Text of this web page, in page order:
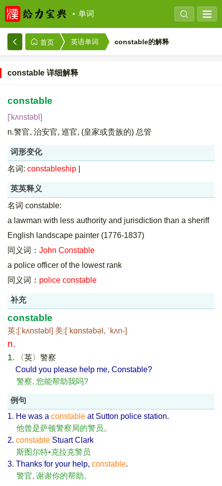
单词
首页 英语单词 constable的解释
constable 详细解释
constable
['kʌnstəbl]
n.警官, 治安官, 巡官, (皇家或贵族的) 总管
词形变化
名词: constableship
英英释义
名词 constable:
a lawman with less authority and jurisdiction than a sheriff
English landscape painter (1776-1837)
同义词： John Constable
a police officer of the lowest rank
同义词： police constable
补充
constable
英:[ˈkʌnstəbl] 美:[ˈkɑnstəbəl, ˈkʌn-]
n.
1.
〈英〉警察
Could you please help me, Constable?
警察, 您能帮助我吗?
例句
1. He was a constable at Sutton police station.
他曾是萨顿警察局的警员。
2. constable Stuart Clark
斯图尔特•克拉克警员
3. Thanks for your help, constable.
警官, 谢谢你的帮助。